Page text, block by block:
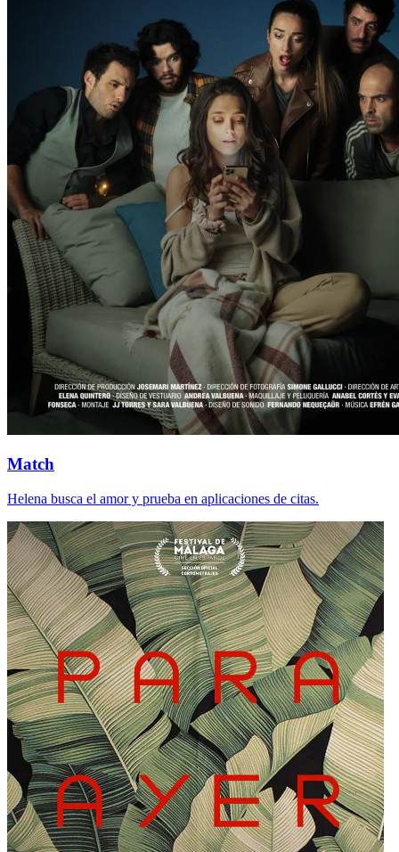
Match
Helena busca el amor y prueba en aplicaciones de citas.